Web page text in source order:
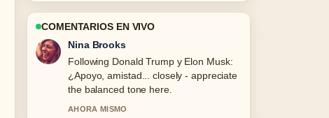
COMENTARIOS EN VIVO
Ren Sato
Useful context on Espanyol &#8211;
Celta: fecha, horario, TV y.... Please
keep this live thread updated.
3 MIN ATRAS